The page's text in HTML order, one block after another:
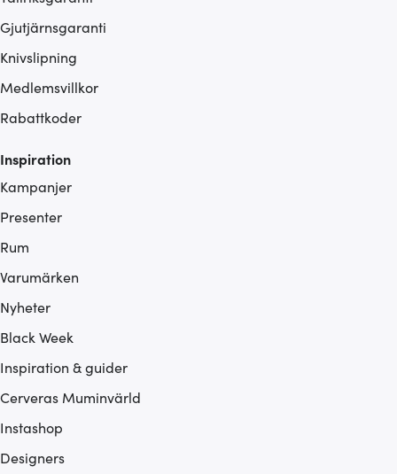
Gjutjärnsgaranti
Knivslipning
Medlemsvillkor
Rabattkoder
Inspiration
Kampanjer
Presenter
Rum
Varumärken
Nyheter
Black Week
Inspiration & guider
Cerveras Muminvärld
Instashop
Designers